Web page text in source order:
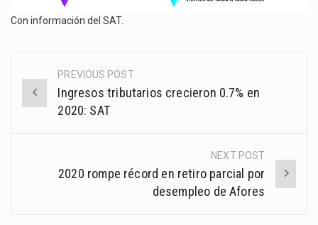
Con información del SAT.
Post
navigation
PREVIOUS POST
Ingresos tributarios crecieron 0.7% en
2020: SAT
NEXT POST
2020 rompe récord en retiro parcial por
desempleo de Afores